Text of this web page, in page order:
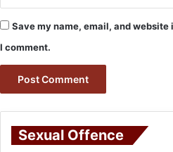
Save my name, email, and
I comment.
Sexual Offence